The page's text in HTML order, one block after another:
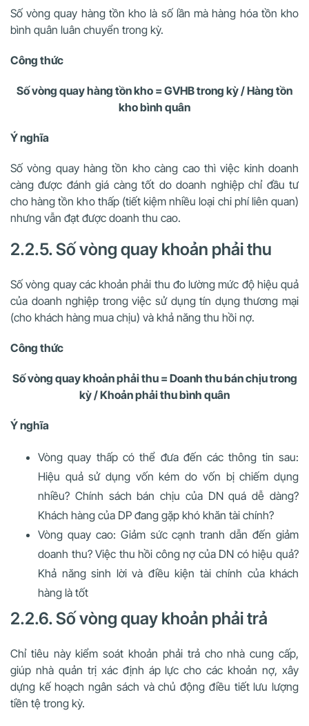
Số vòng quay hàng tồn kho là số lần mà hàng hóa tồn kho
bình quân luân chuyển trong kỳ.
Công thức
Số vòng quay hàng tồn kho = GVHB trong kỳ / Hàng tồn
kho bình quân
Ý nghĩa
Số vòng quay hàng tồn kho càng cao thì việc kinh doanh
càng được đánh giá càng tốt do doanh nghiệp chỉ đầu tư
cho hàng tồn kho thấp (tiết kiệm nhiều loại chi phí liên quan)
nhưng vẫn đạt được doanh thu cao.
2.2.5. Số vòng quay khoản phải thu
Số vòng quay các khoản phải thu đo lường mức độ hiệu quả
của doanh nghiệp trong việc sử dụng tín dụng thương mại
(cho khách hàng mua chịu) và khả năng thu hồi nợ.
Công thức
Số vòng quay khoản phải thu = Doanh thu bán chịu trong
kỳ / Khoản phải thu bình quân
Ý nghĩa
Vòng quay thấp có thể đưa đến các thông tin sau:
Hiệu quả sử dụng vốn kém do vốn bị chiếm dụng
nhiều? Chính sách bán chịu của DN quá dễ dàng?
Khách hàng của DP đang gặp khó khăn tài chính?
Vòng quay cao: Giảm sức cạnh tranh dẫn đến giảm
doanh thu? Việc thu hồi công nợ của DN có hiệu quả?
Khả năng sinh lời và điều kiện tài chính của khách
hàng là tốt
2.2.6. Số vòng quay khoản phải trả
Chỉ tiêu này kiểm soát khoản phải trả cho nhà cung cấp,
giúp nhà quản trị xác định áp lực cho các khoản nợ, xây
dựng kế hoạch ngân sách và chủ động điều tiết lưu lượng
tiền tệ trong kỳ.